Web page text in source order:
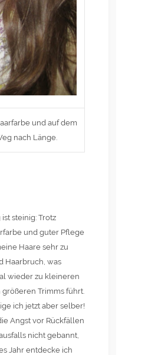
und auf dem
nach Länge.
steinig: Trotz
und guter Pflege
Haare sehr zu
Haarbruch, was
wieder zu kleineren
größeren Trimms führt.
ich jetzt aber selber!
Angst vor Rückfällen
nicht gebannt,
Jahr entdecke ich